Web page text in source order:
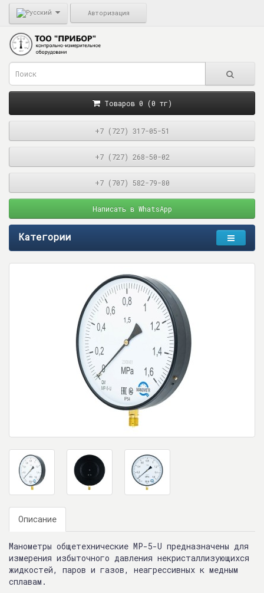
Авторизация
Товаров 0 (0 тг)
+7 (727) 317-05-51
+7 (727) 268-50-02
+7 (707) 582-79-80
Написать в WhatsApp
Категории
Описание
Манометры общетехнические MP-5-U предназначены для
измерения избыточного давления некристаллизующихся
жидкостей, паров и газов, неагрессивных к медным
сплавам.